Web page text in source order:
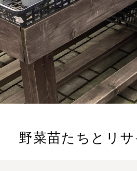
野菜苗たちとリサ